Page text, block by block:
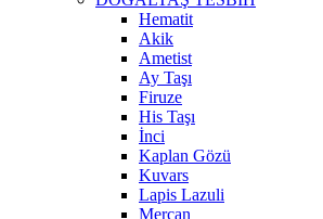
Hematit
Akik
Ametist
Ay Taşı
Firuze
His Taşı
İnci
Kaplan Gözü
Kuvars
Lapis Lazuli
Mercan